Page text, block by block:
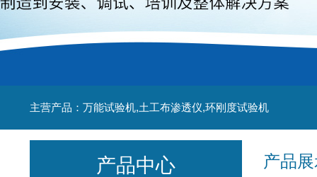
主营产品：万能试验机,土工布渗透仪,环刚度试验机
产品
产品中心